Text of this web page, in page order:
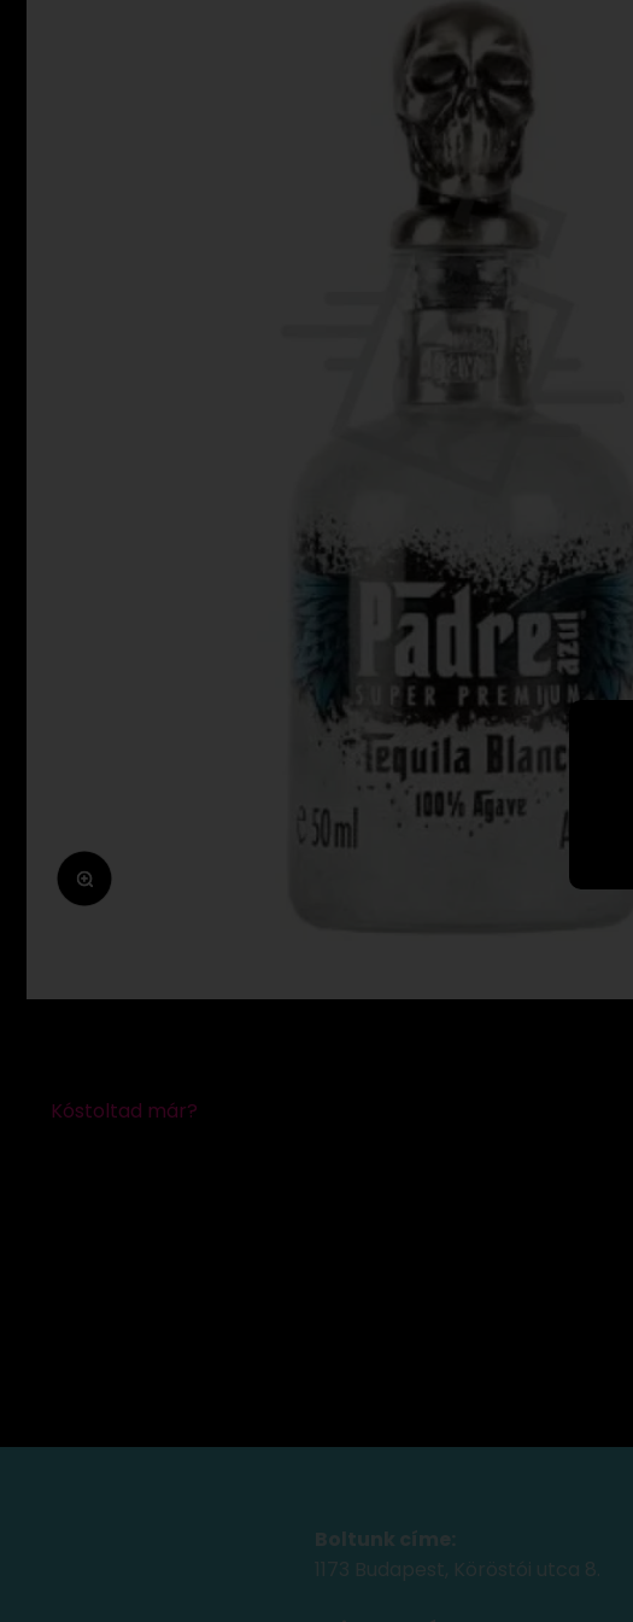
Zoomolás
Boltunk címe:
1173 Budapest, Köröstói utca 8.